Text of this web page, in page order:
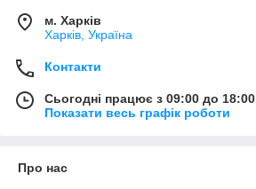
м. Харків
Харків, Україна
Контакти
Сьогодні працює з 09:00 до 18:00
Показати весь графік роботи
Про нас